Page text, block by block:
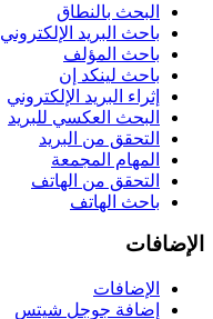
البحث بالنطاق
باحث البريد الإلكتروني
باحث المؤلف
باحث لينكد إن
إثراء البريد الإلكتروني
البحث العكسي للبريد
التحقق من البريد
المهام المجمعة
التحقق من الهاتف
باحث الهاتف
الإضافات
الإضافات
إضافة جوجل شيتس